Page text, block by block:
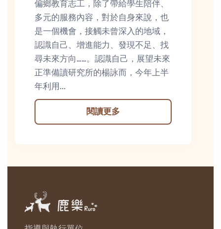
偏鄉教育志工，除了帶給學生陪伴、
多元的服務內容，對於自身來說，也
是一個機會，接觸未曾深入的地域，
認識自己、增進能力、發現不足、找
尋未來方向……。認識自己，展望未來
正準備讀研究所的楊詠而，今年上半
年利用...
閱讀更多